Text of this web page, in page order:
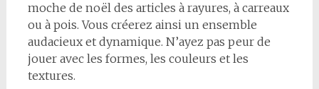
moche de noël des articles à rayures, à carreaux
ou à pois. Vous créerez ainsi un ensemble
audacieux et dynamique. N’ayez pas peur de
jouer avec les formes, les couleurs et les
textures.